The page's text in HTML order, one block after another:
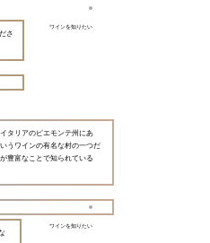
ワインを知りたい
さ
タリアのピエモンテ州にあ
うワインの有名な村の一つだ
豊富なことで知られている
ワインを知りたい